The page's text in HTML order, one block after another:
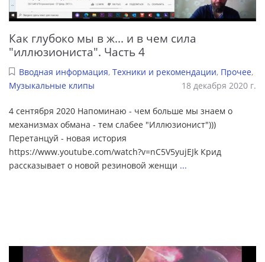
Как глубоко мы в ж... и в чем сила
"иллюзиониста". Часть 4
Вводная информация, Техники и рекомендации, Прочее,
Музыкальные клипы
18 декабря 2020 г.
4 сентября 2020 Напоминаю - чем больше мы знаем о
механизмах обмана - тем слабее "Иллюзионист")))
Перетанцуй - новая история
https://www.youtube.com/watch?v=nC5V5yujEJk Крид
рассказывает о новой резиновой женщи ...